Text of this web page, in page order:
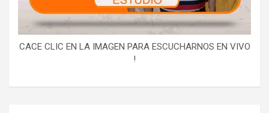
CACE CLIC EN LA IMAGEN PARA ESCUCHARNOS EN VIVO
!